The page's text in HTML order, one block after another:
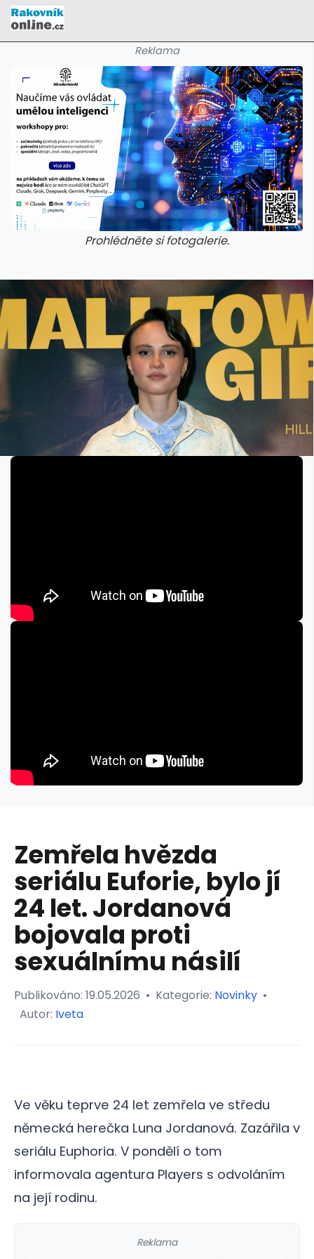
Reklama
Prohlédněte si fotogalerie.
Zemřela hvězda
seriálu Euforie, bylo jí
24 let. Jordanová
bojovala proti
sexuálnímu násilí
Publikováno: 19.05.2026 • Kategorie: Novinky •
Autor: Iveta
Ve věku teprve 24 let zemřela ve středu
německá herečka Luna Jordanová. Zazářila v
seriálu Euphoria. V pondělí o tom
informovala agentura Players s odvoláním
na její rodinu.
Reklama